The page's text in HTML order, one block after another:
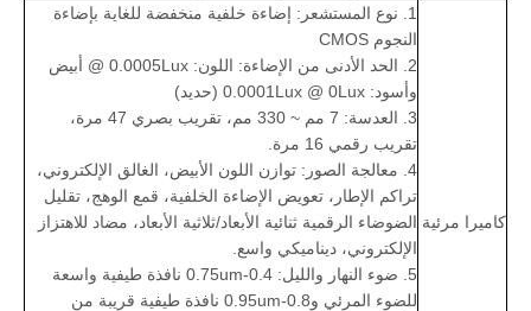
كاميرا مرئية
1. نوع المستشعر: إضاءة خلفية منخفضة للغاية بإضاءة
النجوم CMOS
2. الحد الأدنى من الإضاءة: اللون: 0.0005Lux @ أبيض
وأسود: 0.0001Lux @ 0Lux (حديد)
3. العدسة: 7 مم ~ 330 مم، تقريب بصري 47 مرة،
تقريب رقمي 16 مرة.
4. معالجة الصور: توازن اللون الأبيض، الغالق الإلكتروني،
تراكم الإطار، تعويض الإضاءة الخلفية، قمع الوهج، تقليل
الضوضاء الرقمية ثنائية الأبعاد/ثلاثية الأبعاد، مضاد للاهتزاز
الإلكتروني، ديناميكي واسع.
5. ضوء النهار والليل: 0.4-0.75um نافذة طيفية واسعة
للضوء المرئي و0.8-0.95um نافذة طيفية قريبة من